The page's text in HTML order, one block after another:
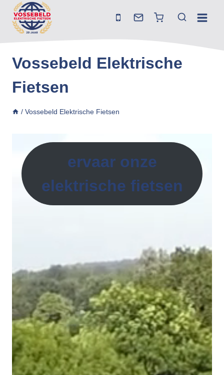
Doorgaan
naar
inhoud
Vossebeld Elektrische
Fietsen
/ Vossebeld Elektrische Fietsen
ervaar onze
elektrische fietsen